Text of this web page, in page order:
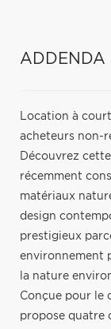
ADDENDA
Location à
acheteurs non-
Découvrez
récemment
matériaux
design
prestigieux
environnement
la nature
Conçue pour le
propose quatre